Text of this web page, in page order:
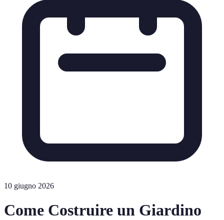
10 giugno 2026
Come Costruire un Giardino